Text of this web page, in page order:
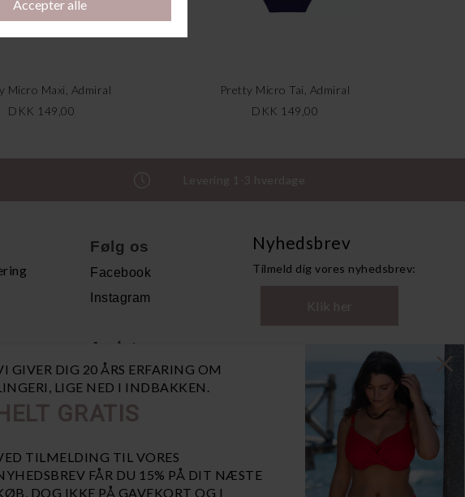
GIVER DIG 20 ÅRS ERFARING OM
LIGE NED I INDBAKKEN.
HELT GRATIS
TILMELDING TIL VORES
FÅR DU 15% PÅ DIT NÆSTE
DOG IKKE PÅ GAVEKORT OG I
Micro Maxi, Admiral
DKK 149,00
Pretty Micro Tai, Admiral
DKK 149,00
Levering 1-3 hverdage
Følg os
Facebook
Instagram
Andet
Handelsbetingelser
Åbn GDPR-popup
Nyhedsbrev
Tilmeld dig vores nyhedsbrev:
Klik her